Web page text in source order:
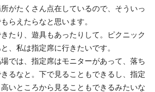
がたくさん点在しているので、そういっ
らえたらなと思います。
たり、遊具もあったりして。ピクニック
、私は指定席に行きたいです。
では、指定席はモニターがあって、落ち
るなと。下で見ることもできるし、指定
いところから見ることもできるみたいな